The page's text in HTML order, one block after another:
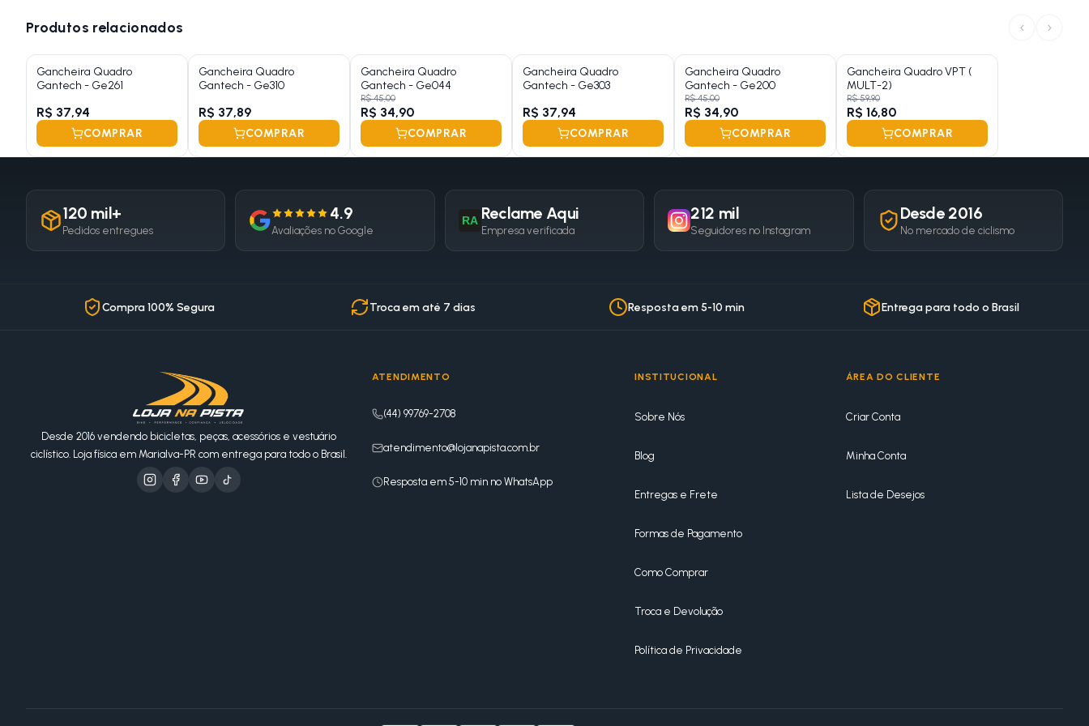
Produtos relacionados ‹ ›
Gancheira Quadro
Gantech - Ge261
R$ 37,94
COMPRAR
Gancheira Quadro
Gantech - Ge310
R$ 37,89
COMPRAR
Gancheira Quadro
Gantech - Ge044
R$ 45,00
R$ 34,90
COMPRAR
Gancheira Quadro
Gantech - Ge303
R$ 37,94
COMPRAR
Gancheira Quadro
Gantech - Ge200
R$ 45,00
R$ 34,90
COMPRAR
Gancheira Quadro VPT (
MULT-2)
R$ 59,90
R$ 16,80
COMPRAR
120 mil+
Pedidos entregues
4.9
Avaliações no Google
RA Reclame Aqui
Empresa verificada
212 mil
Seguidores no Instagram
Desde 2016
No mercado de ciclismo
Compra 100% Segura Troca em até 7 dias Resposta em 5-10 min Entrega para todo o Brasil
Desde 2016 vendendo bicicletas, peças, acessórios e vestuário
ciclístico. Loja física em Marialva-PR com entrega para todo o Brasil.
ATENDIMENTO
(44) 99769-2708
atendimento@lojanapista.com.br
Resposta em 5-10 min no WhatsApp
INSTITUCIONAL
Sobre Nós
Blog
Entregas e Frete
Formas de Pagamento
Como Comprar
Troca e Devolução
Política de Privacidade
ÁREA DO CLIENTE
Criar Conta
Minha Conta
Lista de Desejos